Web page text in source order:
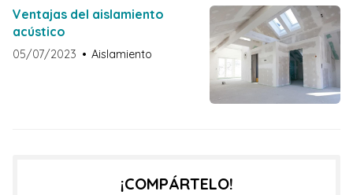
Ventajas del aislamiento
acústico
05/07/2023 Aislamiento
¡COMPÁRTELO!